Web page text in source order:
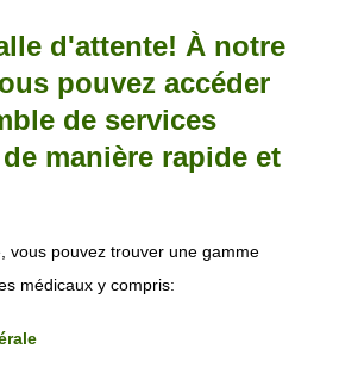
d'attente! À notre
pouvez accéder
de services
manière rapide et
vous pouvez trouver une gamme
médicaux y compris: